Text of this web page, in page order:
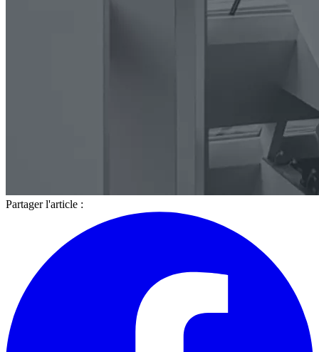
Partager l'article :